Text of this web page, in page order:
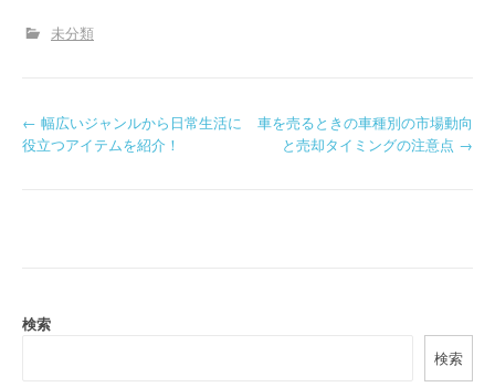
未分類
P
a
← 幅広いジャンルから日常生活に
役立つアイテムを紹介！
車を売るときの車種別の市場動向
と売却タイミングの注意点 →
検索
検索